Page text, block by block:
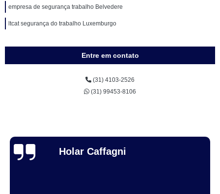
empresa de segurança trabalho Belvedere
ltcat segurança do trabalho Luxemburgo
Entre em contato
(31) 4103-2526
(31) 99453-8106
Thuane Maiara